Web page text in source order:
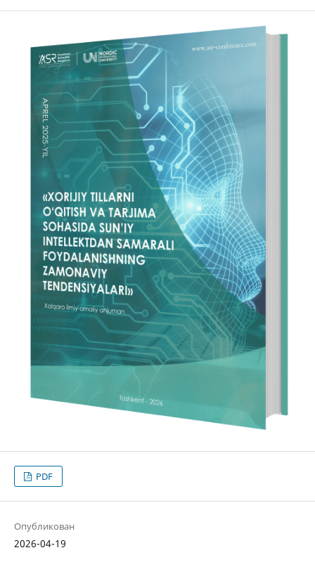
PDF
Опубликован
2026-04-19